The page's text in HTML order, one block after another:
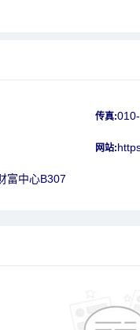
传真:
网站:
富中心B307